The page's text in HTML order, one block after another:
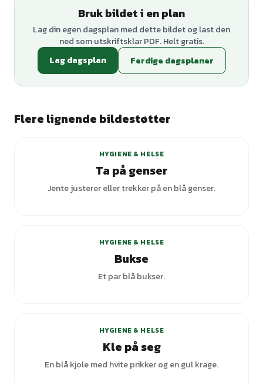
Bruk bildet i en plan
Lag din egen dagsplan med dette bildet og last den
ned som utskriftsklar PDF. Helt gratis.
Lag dagsplan
Ferdige dagsplaner
Flere lignende bildestøtter
HYGIENE & HELSE
Ta på genser
Jente justerer eller trekker på en blå genser.
HYGIENE & HELSE
Bukse
Et par blå bukser.
HYGIENE & HELSE
Kle på seg
En blå kjole med hvite prikker og en gul krage.